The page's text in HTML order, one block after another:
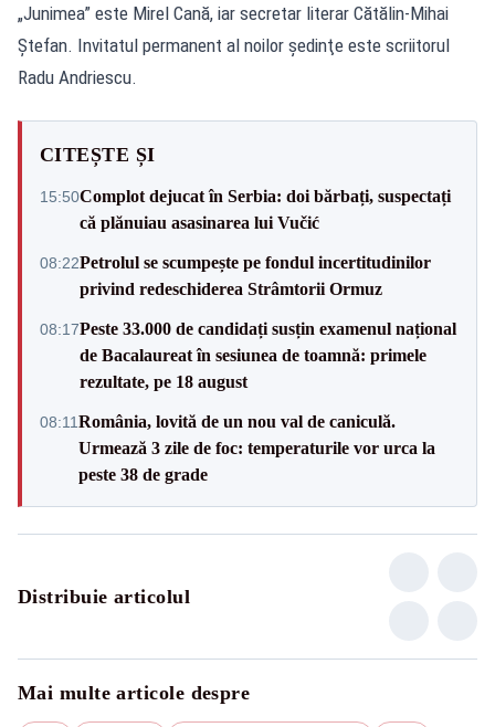
„Junimea” este Mirel Cană, iar secretar literar Cătălin-Mihai
Ştefan. Invitatul permanent al noilor şedinţe este scriitorul
Radu Andriescu.
CITEȘTE ȘI
15:50Complot dejucat în Serbia: doi bărbați, suspectați
că plănuiau asasinarea lui Vučić
08:22Petrolul se scumpește pe fondul incertitudinilor
privind redeschiderea Strâmtorii Ormuz
08:17Peste 33.000 de candidați susțin examenul național
de Bacalaureat în sesiunea de toamnă: primele
rezultate, pe 18 august
08:11România, lovită de un nou val de caniculă.
Urmează 3 zile de foc: temperaturile vor urca la
peste 38 de grade
Distribuie articolul
Mai multe articole despre